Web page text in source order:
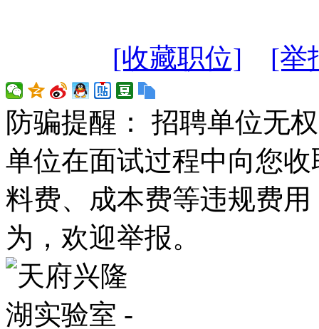
[收藏职位] [举
防骗提醒： 招聘单位无
单位在面试过程中向您
料费、成本费等违规费
为，欢迎举报。